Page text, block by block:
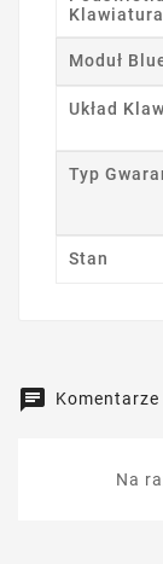
Klawiatura
Moduł
Układ
Typ
Stan
Komentarze
Na